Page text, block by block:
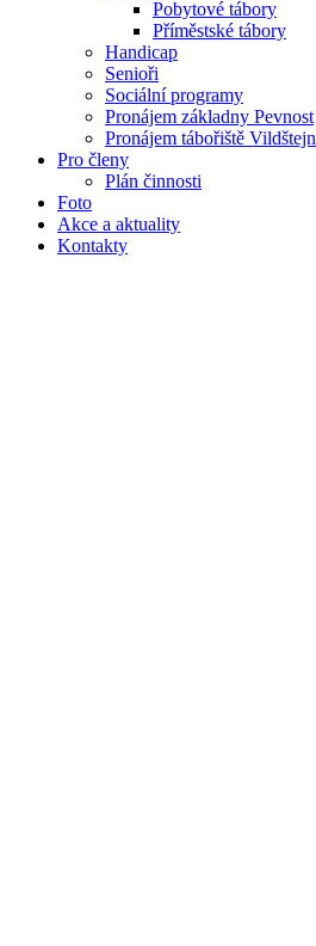
Pobytové tábory
Příměstské tábory
Handicap
Senioři
Sociální programy
Pronájem základny Pevnost
Pronájem tábořiště Vildštejn
Pro členy
Plán činnosti
Foto
Akce a aktuality
Kontakty